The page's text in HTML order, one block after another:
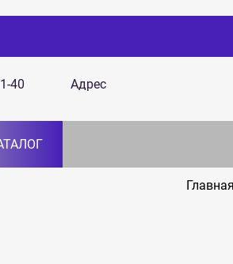
40 Адрес
Главная